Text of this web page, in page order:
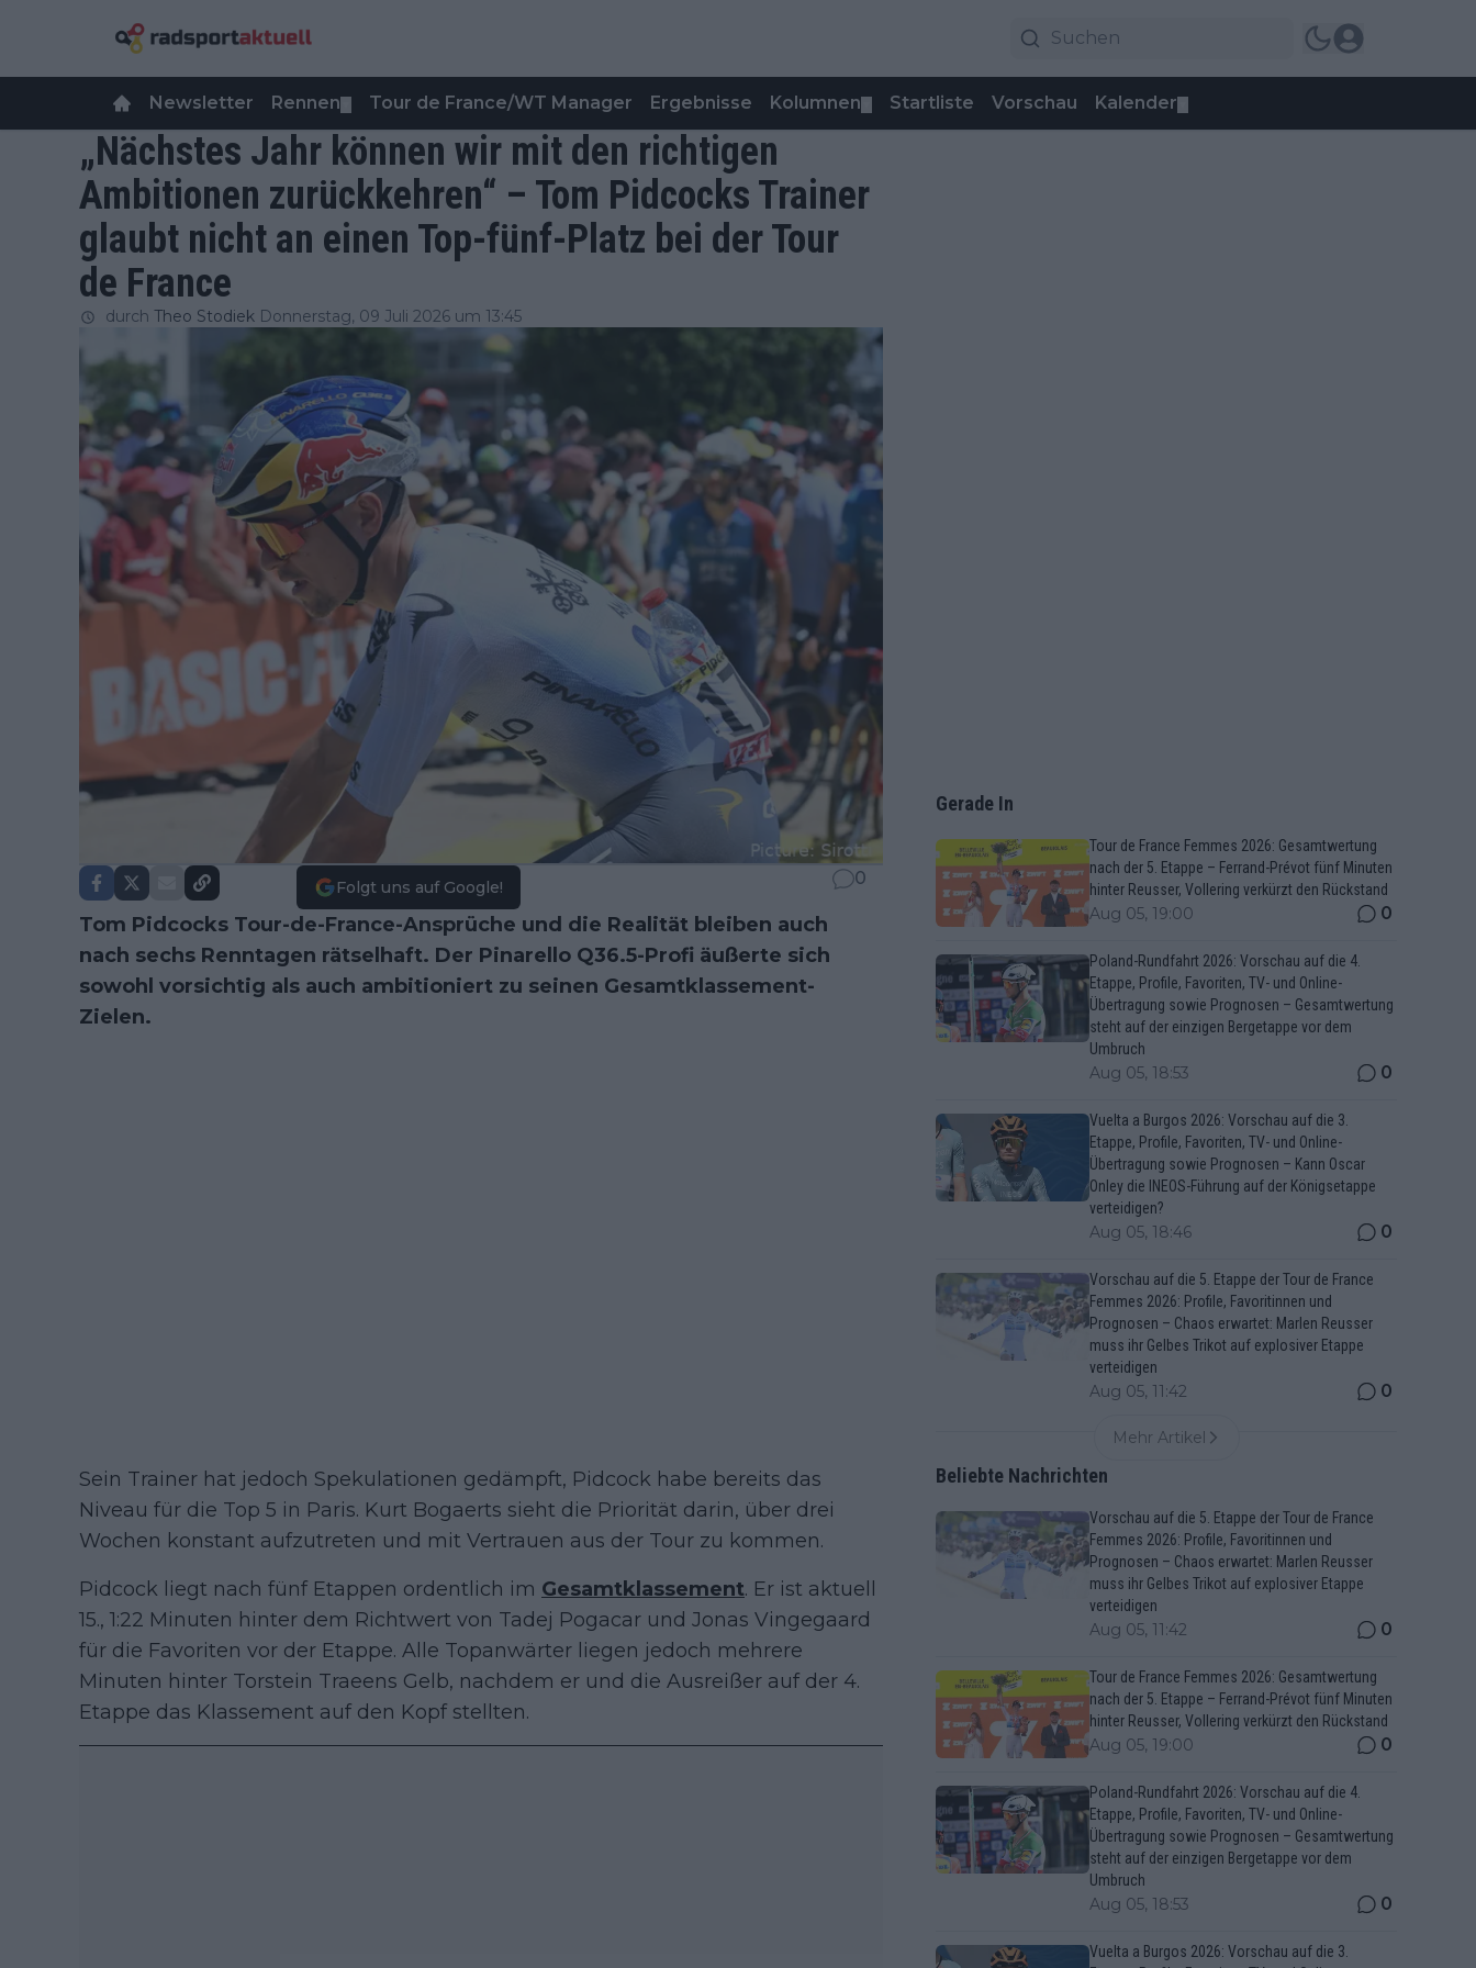
Newsletter Rennen Tour de France/WT Manager Ergebnisse Kolumnen Startliste Vorschau Kalender
„Nächstes Jahr können wir mit den richtigen
Ambitionen zurückkehren“ – Tom Pidcocks Trainer
glaubt nicht an einen Top-fünf-Platz bei der Tour
de France
durch Theo Stodiek Donnerstag, 09 Juli 2026 um 13:45
Folgt uns auf Google! 0
Tom Pidcocks Tour-de-France-Ansprüche und die Realität bleiben auch
nach sechs Renntagen rätselhaft. Der Pinarello Q36.5-Profi äußerte sich
sowohl vorsichtig als auch ambitioniert zu seinen Gesamtklassement-
Zielen.
Sein Trainer hat jedoch Spekulationen gedämpft, Pidcock habe bereits das
Niveau für die Top 5 in Paris. Kurt Bogaerts sieht die Priorität darin, über drei
Wochen konstant aufzutreten und mit Vertrauen aus der Tour zu kommen.
Pidcock liegt nach fünf Etappen ordentlich im Gesamtklassement. Er ist aktuell
15., 1:22 Minuten hinter dem Richtwert von Tadej Pogacar und Jonas Vingegaard
für die Favoriten vor der Etappe. Alle Topanwärter liegen jedoch mehrere
Minuten hinter Torstein Traeens Gelb, nachdem er und die Ausreißer auf der 4.
Etappe das Klassement auf den Kopf stellten.
Gerade In
Tour de France Femmes 2026: Gesamtwertung
nach der 5. Etappe – Ferrand-Prévot fünf Minuten
hinter Reusser, Vollering verkürzt den Rückstand
Aug 05, 19:00 0
Poland-Rundfahrt 2026: Vorschau auf die 4.
Etappe, Profile, Favoriten, TV- und Online-
Übertragung sowie Prognosen – Gesamtwertung
steht auf der einzigen Bergetappe vor dem
Umbruch
Aug 05, 18:53 0
Vuelta a Burgos 2026: Vorschau auf die 3.
Etappe, Profile, Favoriten, TV- und Online-
Übertragung sowie Prognosen – Kann Oscar
Onley die INEOS-Führung auf der Königsetappe
verteidigen?
Aug 05, 18:46 0
Vorschau auf die 5. Etappe der Tour de France
Femmes 2026: Profile, Favoritinnen und
Prognosen – Chaos erwartet: Marlen Reusser
muss ihr Gelbes Trikot auf explosiver Etappe
verteidigen
Aug 05, 11:42 0
Mehr Artikel
Beliebte Nachrichten
Vorschau auf die 5. Etappe der Tour de France
Femmes 2026: Profile, Favoritinnen und
Prognosen – Chaos erwartet: Marlen Reusser
muss ihr Gelbes Trikot auf explosiver Etappe
verteidigen
Aug 05, 11:42 0
Tour de France Femmes 2026: Gesamtwertung
nach der 5. Etappe – Ferrand-Prévot fünf Minuten
hinter Reusser, Vollering verkürzt den Rückstand
Aug 05, 19:00 0
Poland-Rundfahrt 2026: Vorschau auf die 4.
Etappe, Profile, Favoriten, TV- und Online-
Übertragung sowie Prognosen – Gesamtwertung
steht auf der einzigen Bergetappe vor dem
Umbruch
Aug 05, 18:53 0
Vuelta a Burgos 2026: Vorschau auf die 3.